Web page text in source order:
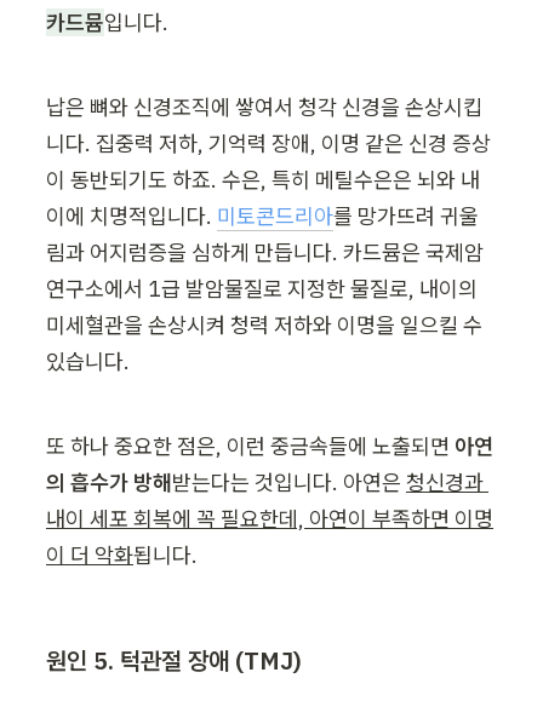
카드뮴입니다.
납은 뼈와 신경조직에 쌓여서 청각 신경을 손상시킵
니다. 집중력 저하, 기억력 장애, 이명 같은 신경 증상
이 동반되기도 하죠. 수은, 특히 메틸수은은 뇌와 내
이에 치명적입니다. 미토콘드리아를 망가뜨려 귀울
림과 어지럼증을 심하게 만듭니다. 카드뮴은 국제암
연구소에서 1급 발암물질로 지정한 물질로, 내이의
미세혈관을 손상시켜 청력 저하와 이명을 일으킬 수
있습니다.
또 하나 중요한 점은, 이런 중금속들에 노출되면 아연
의 흡수가 방해받는다는 것입니다. 아연은 청신경과
내이 세포 회복에 꼭 필요한데, 아연이 부족하면 이명
이 더 악화됩니다.
원인 5. 턱관절 장애 (TMJ)